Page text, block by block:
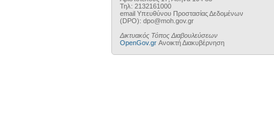
Τηλ: 2132161000
email Υπευθύνου Προστασίας Δεδομένων
(DPO): dpo@moh.gov.gr
Δικτυακός Τόπος Διαβουλεύσεων
OpenGov.gr Ανοικτή Διακυβέρνηση